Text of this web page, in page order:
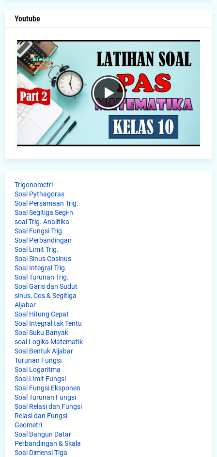
Youtube
Trigonometri
Soal Pythagoras
Soal Persamaan Trig.
Soal Segitiga Segi-n
soal Trig. Analitika
Soal Fungsi Trig.
Soal Perbandingan
Soal Limit Trig.
Soal Sinus Cosinus
Soal Integral Trig.
Soal Turunan Trig.
Soal Garis dan Sudut
sinus, Cos & Segitiga
Aljabar
Soal Hitung Cepat
Soal Integral tak Tentu
Soal Suku Banyak
soal Logika Matematik
Soal Bentuk Aljabar
Turunan Fungsi
Soal Logaritma
Soal Limit Fungsi
Soal Fungsi Eksponen
Soal Turunan Fungsi
Soal Relasi dan Fungsi
Relasi dan Fungsi
Geometri
Soal Bangun Datar
Perbandingan & Skala
Soal Dimensi Tiga